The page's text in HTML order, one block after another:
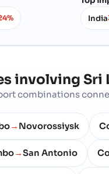
India
involving Sri
combinations
→ Novorossiysk
→San Antonio